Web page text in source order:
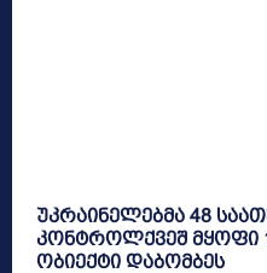
უკრაინელებმა 48
კონტროლქვეშ მყოფი
ობიექტი დაბომბეს